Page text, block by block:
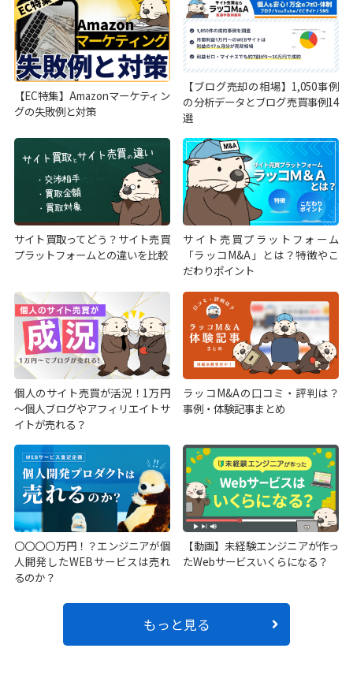
【EC特集】Amazonマーケティン
グの失敗例と対策
【ブログ売却の相場】1,050事例
の分析データとブログ売買事例14
選
サイト買取ってどう？サイト売買
プラットフォームとの違いを比較
サイト売買プラットフォーム
「ラッコM&A」とは？特徴やこ
だわりポイント
個人のサイト売買が活況！1万円
～個人ブログやアフィリエイトサ
イトが売れる？
ラッコM&Aの口コミ・評判は？
事例・体験記事まとめ
〇〇〇〇万円！？エンジニアが個
人開発したWEBサービスは売れ
るのか？
【動画】未経験エンジニアが作っ
たWebサービスいくらになる？
もっと見る